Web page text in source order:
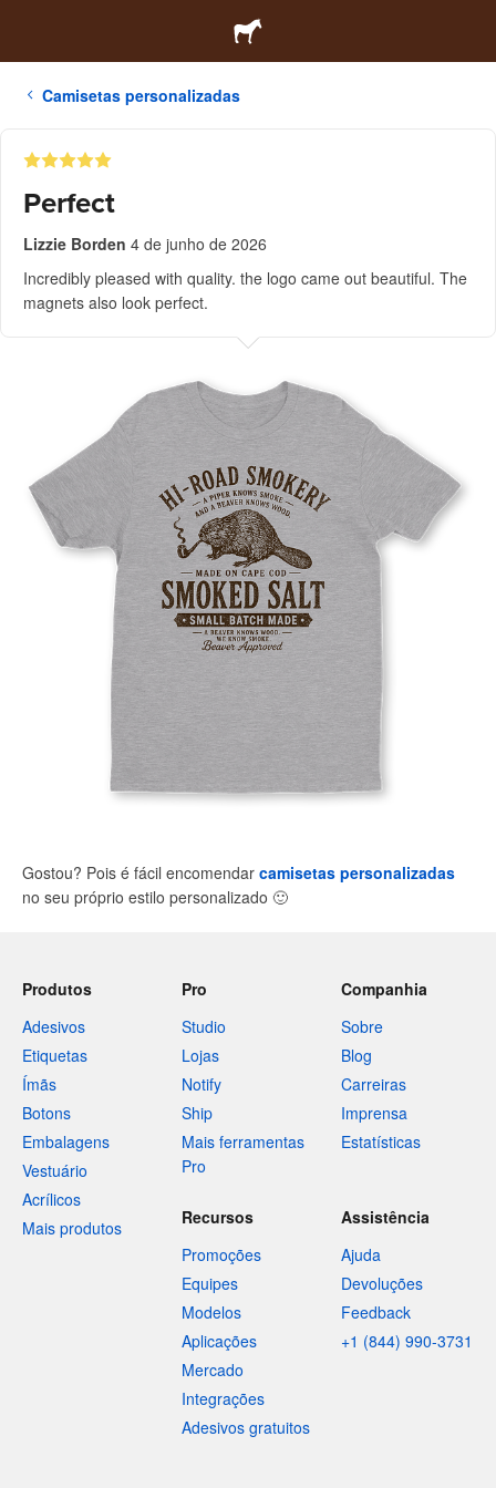
Camisetas personalizadas
Perfect
Lizzie Borden 4 de junho de 2026
Incredibly pleased with quality. the logo came out beautiful. The
magnets also look perfect.
Gostou? Pois é fácil encomendar camisetas personalizadas
no seu próprio estilo personalizado 🙂
Produtos
Adesivos
Etiquetas
Ímãs
Botons
Embalagens
Vestuário
Acrílicos
Mais produtos
Pro
Studio
Lojas
Notify
Ship
Mais ferramentas
Pro
Companhia
Sobre
Blog
Carreiras
Imprensa
Estatísticas
Recursos
Promoções
Equipes
Modelos
Aplicações
Mercado
Integrações
Adesivos gratuitos
Assistência
Ajuda
Devoluções
Feedback
+1 (844) 990-3731